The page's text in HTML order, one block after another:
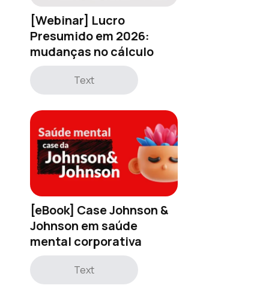
[Webinar] Lucro
Presumido em 2026:
mudanças no cálculo
Text
[eBook] Case Johnson &
Johnson em saúde
mental corporativa
Text